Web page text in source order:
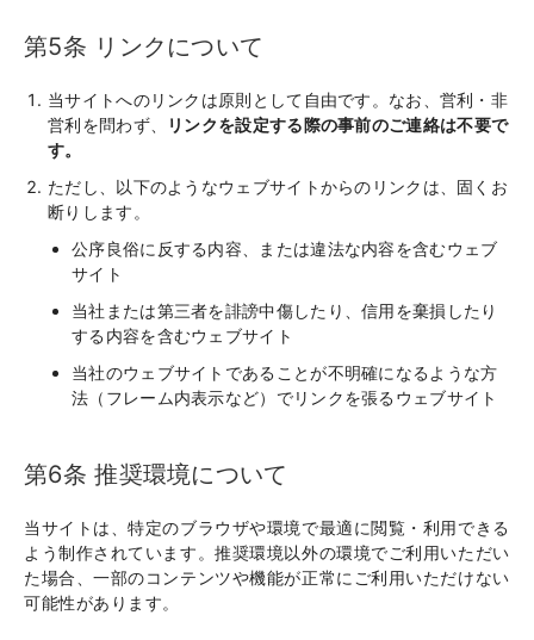
第5条 リンクについて
当サイトへのリンクは原則として自由です。なお、営利・非
営利を問わず、
リンクを設定する際の事前のご連絡は不要で
す。
ただし、以下のようなウェブサイトからのリンクは、固くお
断りします。
公序良俗に反する内容、または違法な内容を含むウェブ
サイト
当社または第三者を誹謗中傷したり、信用を棄損したり
する内容を含むウェブサイト
当社のウェブサイトであることが不明確になるような方
法（フレーム内表示など）でリンクを張るウェブサイト
第6条 推奨環境について
当サイトは、特定のブラウザや環境で最適に閲覧・利用できる
よう制作されています。推奨環境以外の環境でご利用いただい
た場合、一部のコンテンツや機能が正常にご利用いただけない
可能性があります。